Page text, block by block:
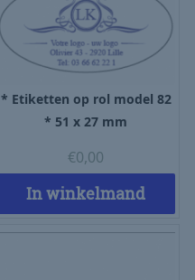
* Etiketten op rol model 82
* 51 x 27 mm
€0,00
In winkelmand